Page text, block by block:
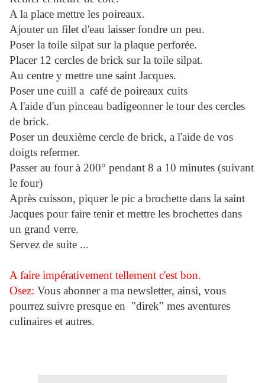
A la place mettre les poireaux.
Ajouter un filet d'eau laisser fondre un peu.
Poser la toile silpat sur la plaque perforée.
Placer 12 cercles de brick sur la toile silpat.
Au centre y mettre une saint Jacques.
Poser une cuill a café de poireaux cuits
A l'aide d'un pinceau badigeonner le tour des cercles
de brick.
Poser un deuxième cercle de brick, a l'aide de vos
doigts refermer.
Passer au four à 200° pendant 8 a 10 minutes (suivant
le four)
Après cuisson, piquer le pic a brochette dans la saint
Jacques pour faire tenir et mettre les brochettes dans
un grand verre.
Servez de suite ...
A faire impérativement tellement c'est bon.
Osez: Vous abonner a ma newsletter, ainsi, vous
pourrez suivre presque en "direk" mes aventures
culinaires et autres.